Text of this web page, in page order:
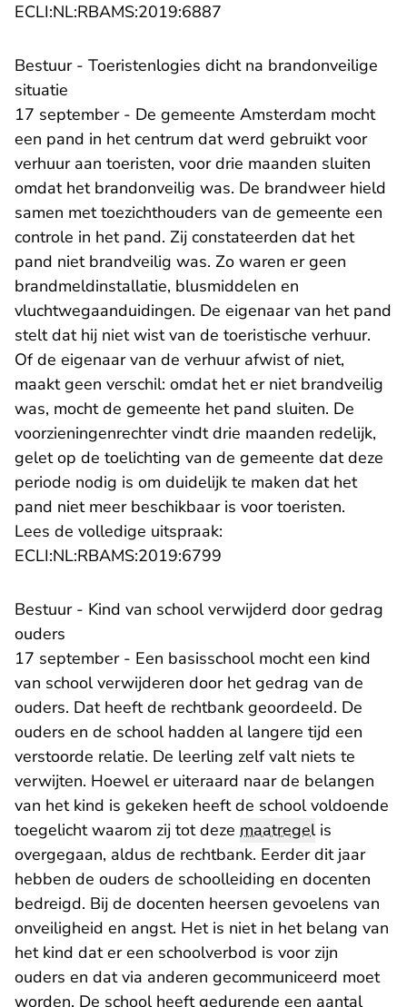
ECLI:NL:RBAMS:2019:6887
Bestuur - Toeristenlogies dicht na brandonveilige
situatie
17 september - De gemeente Amsterdam mocht
een pand in het centrum dat werd gebruikt voor
verhuur aan toeristen, voor drie maanden sluiten
omdat het brandonveilig was. De brandweer hield
samen met toezichthouders van de gemeente een
controle in het pand. Zij constateerden dat het
pand niet brandveilig was. Zo waren er geen
brandmeldinstallatie, blusmiddelen en
vluchtwegaanduidingen. De eigenaar van het pand
stelt dat hij niet wist van de toeristische verhuur.
Of de eigenaar van de verhuur afwist of niet,
maakt geen verschil: omdat het er niet brandveilig
was, mocht de gemeente het pand sluiten. De
voorzieningenrechter vindt drie maanden redelijk,
gelet op de toelichting van de gemeente dat deze
periode nodig is om duidelijk te maken dat het
pand niet meer beschikbaar is voor toeristen.
Lees de volledige uitspraak:
ECLI:NL:RBAMS:2019:6799
Bestuur - Kind van school verwijderd door gedrag
ouders
17 september - Een basisschool mocht een kind
van school verwijderen door het gedrag van de
ouders. Dat heeft de rechtbank geoordeeld. De
ouders en de school hadden al langere tijd een
verstoorde relatie. De leerling zelf valt niets te
verwijten. Hoewel er uiteraard naar de belangen
van het kind is gekeken heeft de school voldoende
toegelicht waarom zij tot deze maatregelis
overgegaan, aldus de rechtbank. Eerder dit jaar
hebben de ouders de schoolleiding en docenten
bedreigd. Bij de docenten heersen gevoelens van
onveiligheid en angst. Het is niet in het belang van
het kind dat er een schoolverbod is voor zijn
ouders en dat via anderen gecommuniceerd moet
worden. De school heeft gedurende een aantal